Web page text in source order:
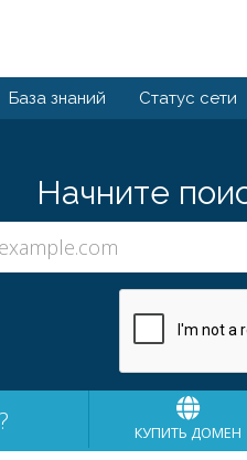
База знаний Статус сети
Начните
КУПИТЬ ДОМЕН